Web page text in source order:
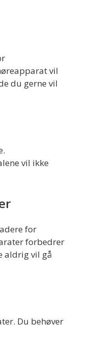
vil
du gerne vil
vil ikke
for
forbedrer
aldrig vil gå
Du behøver